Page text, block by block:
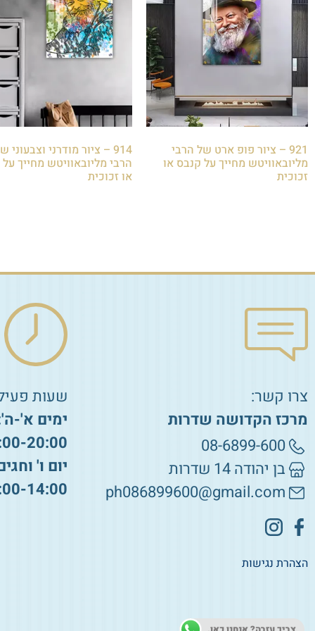
921 – ציור פופ ארט של הרבי
מליובאוויטש מחייך על קנבס או
זכוכית
914 – ציור מודרני וצבעוני
הרבי מליובאוויטש מחייך
או זכוכית
צרו קשר:
מרכז הקדושה שדרות
08-6899-600
בן יהודה 14 שדרות
ph086899600@gmail.com
הצהרת נגישות
שעות
ימים א'-
20:00
יום ו'
14:00